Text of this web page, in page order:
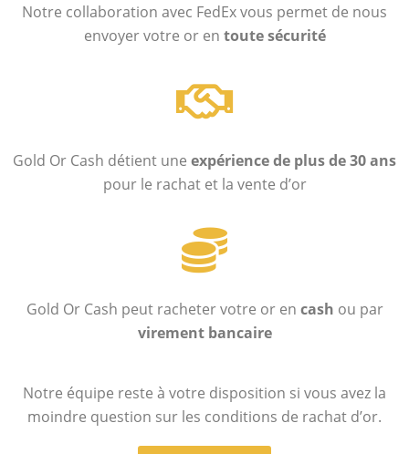
Notre collaboration avec FedEx vous permet de nous
envoyer votre or en toute sécurité
Gold Or Cash détient une expérience de plus de 30 ans
pour le rachat et la vente d’or
Gold Or Cash peut racheter votre or en cash ou par
virement bancaire
Notre équipe reste à votre disposition si vous avez la
moindre question sur les conditions de rachat d’or.